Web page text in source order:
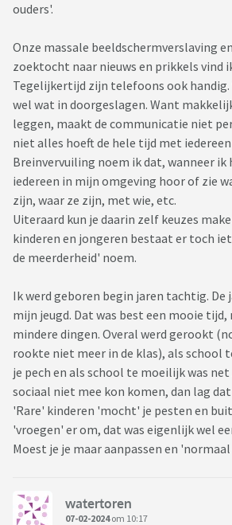
ouders'.
Onze massale beeldschermverslaving
zoektocht naar nieuws en prikkels vind
Tegelijkertijd zijn telefoons ook
wel wat in doorgeslagen. Want
leggen, maakt de communicatie niet
niet alles hoeft de hele tijd met
Breinvervuiling noem ik dat, wanneer ik
iedereen in mijn omgeving hoor of zie
zijn, waar ze zijn, met wie, etc.
Uiteraard kun je daarin zelf keuzes
kinderen en jongeren bestaat er toch
de meerderheid' noem.
Ik werd geboren begin jaren tachtig. De
mijn jeugd. Dat was best een mooie tijd,
mindere dingen. Overal werd gerookt
rookte niet meer in de klas), als school
je pech en als school te moeilijk was net
sociaal niet mee kon komen, dan lag
'Rare' kinderen 'mocht' je pesten en
'vroegen' er om, dat was eigenlijk wel
Moest je je maar aanpassen en 'normaal
watertoren
07-02-2024om 10:17